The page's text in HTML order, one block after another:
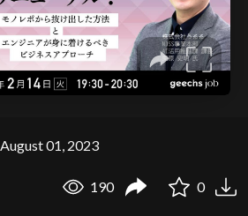
August 01, 2023
190 0